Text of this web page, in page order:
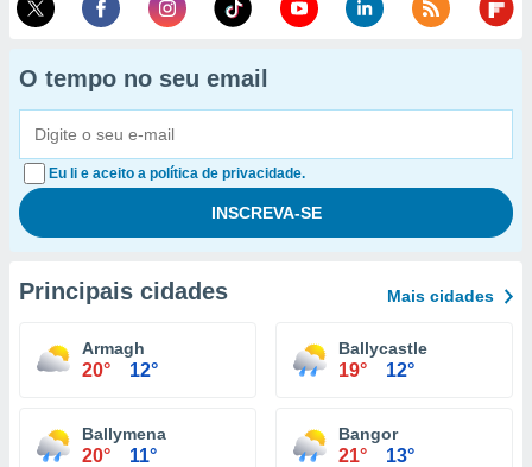
O tempo no seu email
Eu li e aceito a política de privacidade.
Principais cidades Mais cidades
Armagh
20° 12°
Ballycastle
19° 12°
Ballymena
20° 11°
Bangor
21° 13°